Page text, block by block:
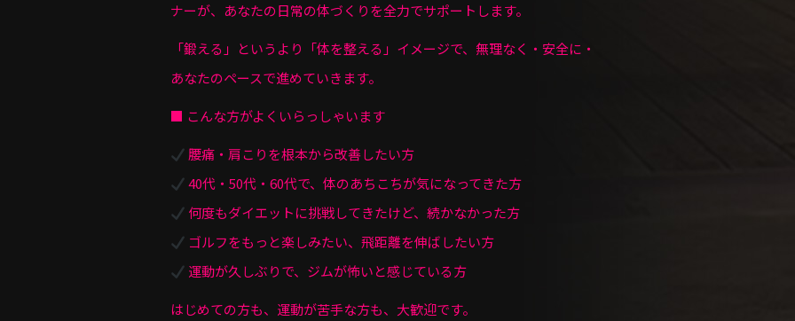
ナーが、あなたの日常の体づくりを全力でサポートします。
「鍛える」というより「体を整える」イメージで、無理なく・安全に・
あなたのペースで進めていきます。
■ こんな方がよくいらっしゃいます
腰痛・肩こりを根本から改善したい方
40代・50代・60代で、体のあちこちが気になってきた方
何度もダイエットに挑戦してきたけど、続かなかった方
ゴルフをもっと楽しみたい、飛距離を伸ばしたい方
運動が久しぶりで、ジムが怖いと感じている方
はじめての方も、運動が苦手な方も、大歓迎です。